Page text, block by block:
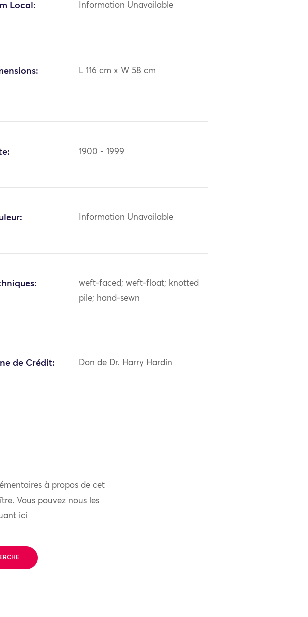
Local: Information Unavailable
L 116 cm x W 58 cm
1900 - 1999
Information Unavailable
weft-faced; weft-float; knotted
pile; hand-sewn
de Crédit: Don de Dr. Harry Hardin
à propos de cet
Vous pouvez nous les
ici